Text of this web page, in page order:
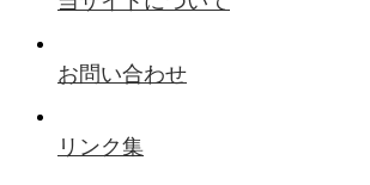
お問い合わせ
リンク集